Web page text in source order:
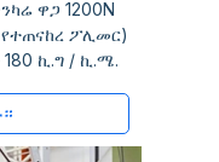
ዋጋ 1200N
የተጠናከረ ፖሊመር)
ኪ.ግ / ኪ.ሜ.